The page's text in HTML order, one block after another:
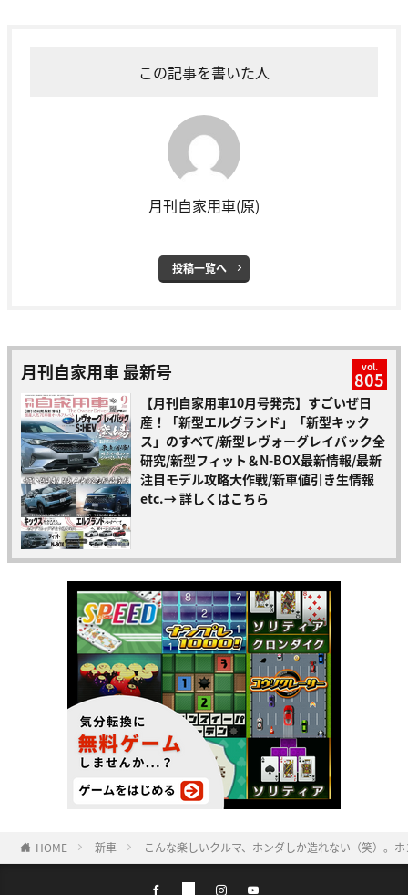
この記事を書いた人
月刊自家用車(原)
投稿一覧へ
月刊自家用車 最新号 vol.
805
【月刊自家用車10月号発売】すごいぜ日
産！「新型エルグランド」「新型キック
ス」のすべて/新型レヴォーグレイバック全
研究/新型フィット＆N-BOX最新情報/最新
注目モデル攻略大作戦/新車値引き生情報
etc.→ 詳しくはこちら
HOME 新車 こんな楽しいクルマ、ホンダしか造れない（笑）。